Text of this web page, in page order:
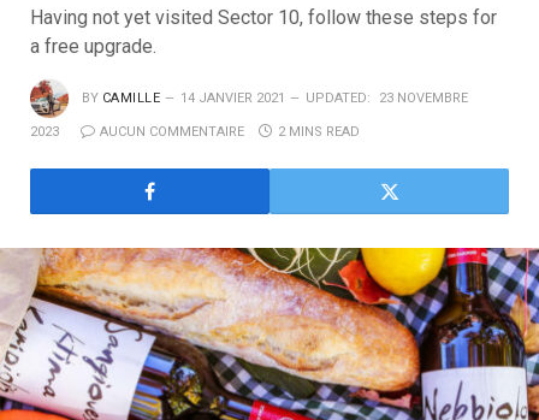
Having not yet visited Sector 10, follow these steps for
a free upgrade.
BY CAMILLE 14 JANVIER 2021 UPDATED: 23 NOVEMBRE
2023 AUCUN COMMENTAIRE 2 MINS READ